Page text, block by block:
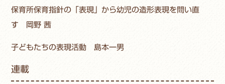
保育所保育指針の「表現」から幼児の造形表現を問い直
す 岡野 茜
子どもたちの表現活動 島本一男
連載